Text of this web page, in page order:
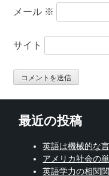
メール ※
サイト
最近の投稿
英語は機械的な
アメリカ社会の
英語学力の相関